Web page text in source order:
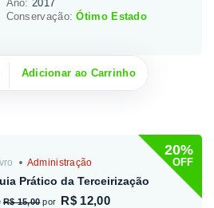
Ano: 2017
Conservação:Ótimo Estado
Adicionar ao Carrinho
20%
OFF
Administração
Prático da Terceirização
R$ 15,00 por R$ 12,00